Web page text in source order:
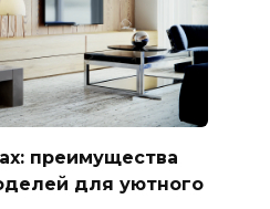
преимущества
для уютного